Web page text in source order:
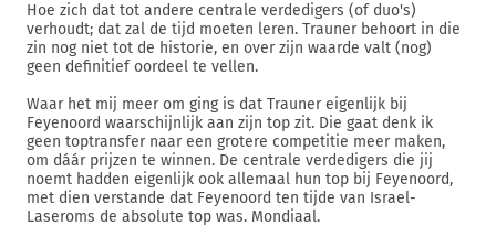
Hoe zich dat tot andere centrale verdedigers (of duo's)
verhoudt; dat zal de tijd moeten leren. Trauner behoort in die
zin nog niet tot de historie, en over zijn waarde valt (nog)
geen definitief oordeel te vellen.
Waar het mij meer om ging is dat Trauner eigenlijk bij
Feyenoord waarschijnlijk aan zijn top zit. Die gaat denk ik
geen toptransfer naar een grotere competitie meer maken,
om dáár prijzen te winnen. De centrale verdedigers die jij
noemt hadden eigenlijk ook allemaal hun top bij Feyenoord,
met dien verstande dat Feyenoord ten tijde van Israel-
Laseroms de absolute top was. Mondiaal.